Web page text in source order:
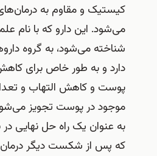
کیستیک و مقاوم به
می‌شود. این دارو که با نام
شناخته می‌شود، به گروه
دارد و به طور خاص برای
پوست و کاهش التهاب و
موجود در پوست تجویز
به عنوان یک راه حل نهایی
که پس از شکست دیگر